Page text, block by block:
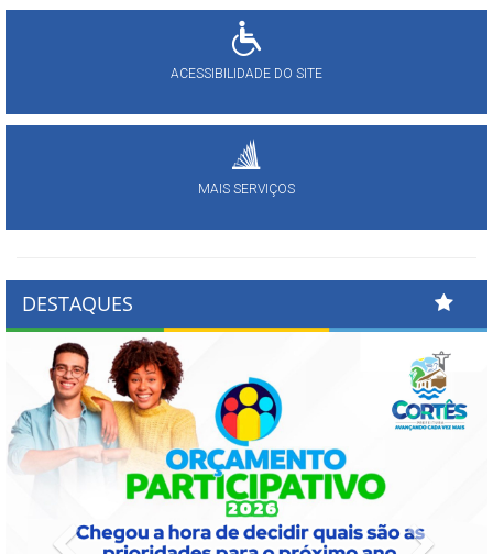
ACESSIBILIDADE DO SITE
MAIS SERVIÇOS
DESTAQUES
Previous